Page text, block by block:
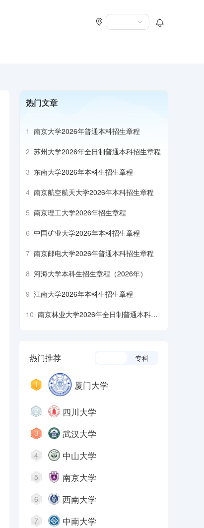
热门文章
1 南京大学2026年普通本科招生章程
2 苏州大学2026年全日制普通本科招生章程
3 东南大学2026年本科生招生章程
4 南京航空航天大学2026年本科招生章程
5 南京理工大学2026年招生章程
6 中国矿业大学2026年本科招生章程
7 南京邮电大学2026年普通本科招生章程
8 河海大学本科生招生章程（2026年）
9 江南大学2026年本科生招生章程
10 南京林业大学2026年全日制普通本科招
热门推荐 专科
厦门大学
四川大学
武汉大学
4 中山大学
5 南京大学
6 西南大学
7 中南大学